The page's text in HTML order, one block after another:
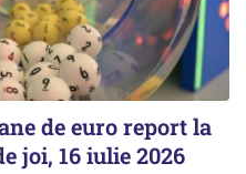
de euro report la
joi, 16 iulie 2026